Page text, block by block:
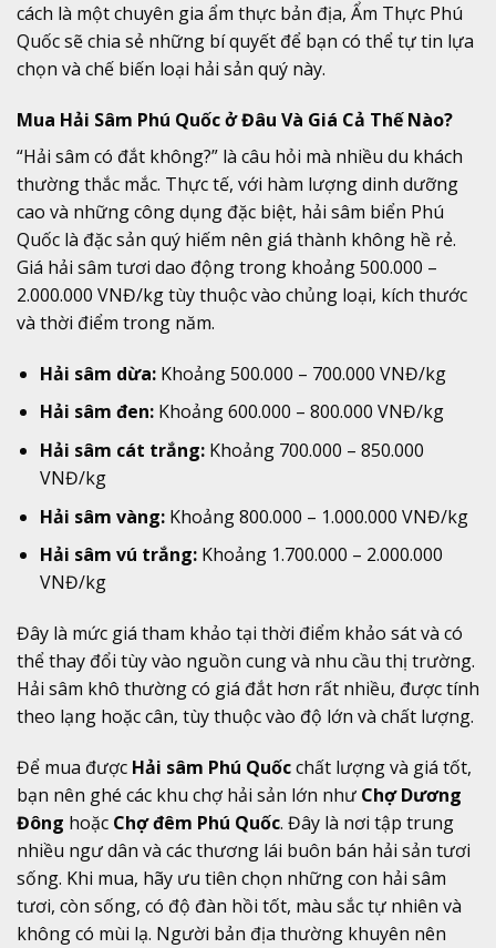
cách là một chuyên gia ẩm thực bản địa, Ẩm Thực Phú
Quốc sẽ chia sẻ những bí quyết để bạn có thể tự tin lựa
chọn và chế biến loại hải sản quý này.
Mua Hải Sâm Phú Quốc ở Đâu Và Giá Cả Thế Nào?
“Hải sâm có đắt không?” là câu hỏi mà nhiều du khách
thường thắc mắc. Thực tế, với hàm lượng dinh dưỡng
cao và những công dụng đặc biệt, hải sâm biển Phú
Quốc là đặc sản quý hiếm nên giá thành không hề rẻ.
Giá hải sâm tươi dao động trong khoảng 500.000 –
2.000.000 VNĐ/kg tùy thuộc vào chủng loại, kích thước
và thời điểm trong năm.
Hải sâm dừa:Khoảng 500.000 – 700.000 VNĐ/kg
Hải sâm đen:Khoảng 600.000 – 800.000 VNĐ/kg
Hải sâm cát trắng:Khoảng 700.000 – 850.000
VNĐ/kg
Hải sâm vàng:Khoảng 800.000 – 1.000.000 VNĐ/kg
Hải sâm vú trắng:Khoảng 1.700.000 – 2.000.000
VNĐ/kg
Đây là mức giá tham khảo tại thời điểm khảo sát và có
thể thay đổi tùy vào nguồn cung và nhu cầu thị trường.
Hải sâm khô thường có giá đắt hơn rất nhiều, được tính
theo lạng hoặc cân, tùy thuộc vào độ lớn và chất lượng.
Để mua được Hải sâm Phú Quốcchất lượng và giá tốt,
bạn nên ghé các khu chợ hải sản lớn như Chợ Dương
Đông hoặc Chợ đêm Phú Quốc. Đây là nơi tập trung
nhiều ngư dân và các thương lái buôn bán hải sản tươi
sống. Khi mua, hãy ưu tiên chọn những con hải sâm
tươi, còn sống, có độ đàn hồi tốt, màu sắc tự nhiên và
không có mùi lạ. Người bản địa thường khuyên nên